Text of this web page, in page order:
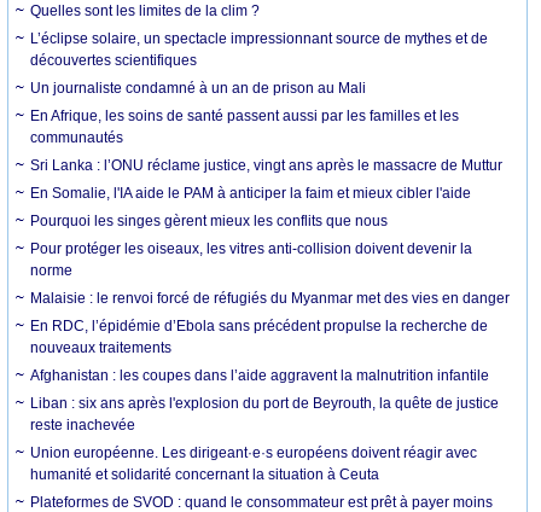
Quelles sont les limites de la clim ?
L’éclipse solaire, un spectacle impressionnant source de mythes et de
découvertes scientifiques
Un journaliste condamné à un an de prison au Mali
En Afrique, les soins de santé passent aussi par les familles et les
communautés
Sri Lanka : l’ONU réclame justice, vingt ans après le massacre de Muttur
En Somalie, l'IA aide le PAM à anticiper la faim et mieux cibler l'aide
Pourquoi les singes gèrent mieux les conflits que nous
Pour protéger les oiseaux, les vitres anti-collision doivent devenir la
norme
Malaisie : le renvoi forcé de réfugiés du Myanmar met des vies en danger
En RDC, l’épidémie d’Ebola sans précédent propulse la recherche de
nouveaux traitements
Afghanistan : les coupes dans l’aide aggravent la malnutrition infantile
Liban : six ans après l'explosion du port de Beyrouth, la quête de justice
reste inachevée
Union européenne. Les dirigeant·e·s européens doivent réagir avec
humanité et solidarité concernant la situation à Ceuta
Plateformes de SVOD : quand le consommateur est prêt à payer moins